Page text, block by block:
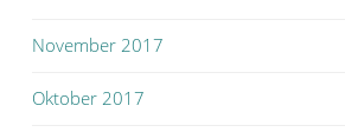
November 2017
Oktober 2017